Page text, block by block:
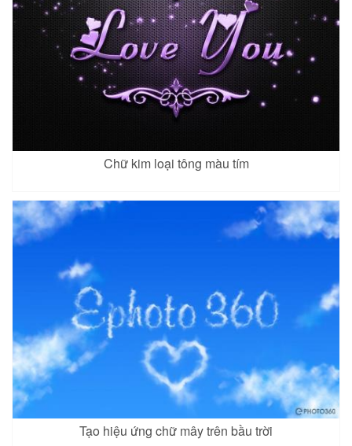
Chữ kim loại tông màu tím
Tạo hiệu ứng chữ mây trên bầu trời